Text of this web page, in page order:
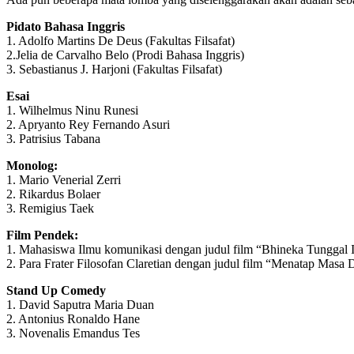
Pidato Bahasa Inggris
1. Adolfo Martins De Deus (Fakultas Filsafat)
2.Jelia de Carvalho Belo (Prodi Bahasa Inggris)
3. Sebastianus J. Harjoni (Fakultas Filsafat)
Esai
1. Wilhelmus Ninu Runesi
2. Apryanto Rey Fernando Asuri
3. Patrisius Tabana
Monolog:
1. Mario Venerial Zerri
2. Rikardus Bolaer
3. Remigius Taek
Film Pendek:
1. Mahasiswa Ilmu komunikasi dengan judul film “Bhineka Tunggal
2. Para Frater Filosofan Claretian dengan judul film “Menatap Masa
Stand Up Comedy
1. David Saputra Maria Duan
2. Antonius Ronaldo Hane
3. Novenalis Emandus Tes